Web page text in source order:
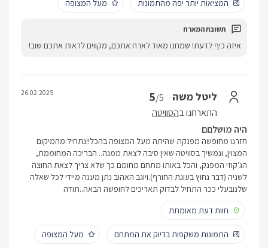
המציאות יותר יפה מהתמונות
מעל המצופה
איזה כיף לדעת! שמחנו מאוד לארח אתכם, מקווים לראות אתכם שוב!
ליטל משה 5/5
התארחנו בהסוויטה
26.02.2025
היה מושלםם
חזרנו מחופשה מפנקת שהיתה מעל המצופה בהכל!!נתחיל מהמיקום
המצוין, ונמשיך בסוויטה שאין סיבה לצאת ממנה.. הבריכה המחוממת,
הג'קוזי המפנק, והכל באותו מתחם מחומם כך שלא צריך לצאת החוצה
לשניה (דבר נחוץ בעונת החורף).ויוגב האהוב נתן מענה מיידי לכל שאלה
שלנובעלי ככר התחיל לבדוק תאריכים לחופשה הבאה..תודה
חוות דעת מאומתת
התמונות משקפות בדיוק את המתחם מעל המצופה